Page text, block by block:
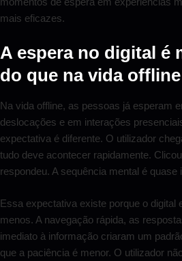
mais eficazes.
A espera no digital é
do que na vida offline
Na vida offline, as pessoas já esperam
deslocações e em interações
expectativa é diferente. O utilizador
tudo deve acontecer rapidamente.
respondeu. A sequência mental é quase
Essa expectativa existe porque o digital
menos. A navegação rápida, as
imediato à informação criaram um
que a paciência é menor. O utilizador